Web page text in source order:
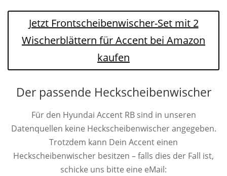
Jetzt Frontscheibenwischer-Set mit 2
Wischerblättern für Accent bei Amazon
kaufen
Der passende Heckscheibenwischer
Für den Hyundai Accent RB sind in unseren
Datenquellen keine Heckscheibenwischer angegeben.
Trotzdem kann Dein Accent einen
Heckscheibenwischer besitzen – falls dies der Fall ist,
schicke uns bitte eine eMail: